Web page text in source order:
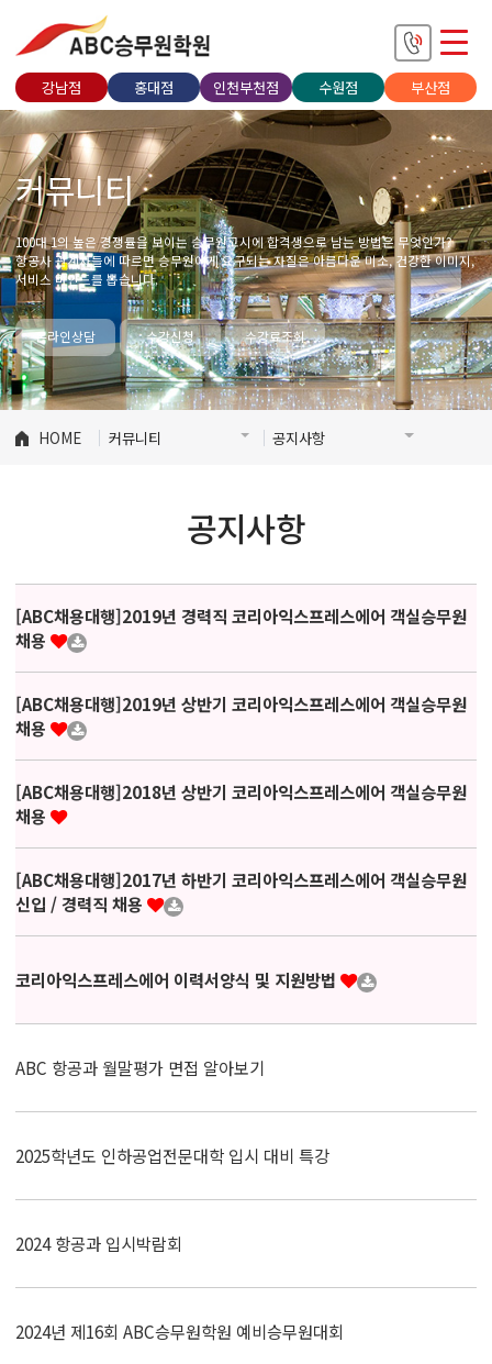
강남점 홍대점 인천부천점 수원점 부산점
커뮤니티
100대 1의 높은 경쟁률을 보이는 승무원고시에 합격생으로 남는 방법은 무엇인가?
항공사 관계자들에 따르면 승무원에게 요구되는 자질은 아름다운 미소, 건강한 이미지,
서비스 마인드를 뽑습니다.
온라인상담 수강신청 수강료조회
HOME 커뮤니티 공지사항
공지사항
[ABC채용대행]2019년 경력직 코리아익스프레스에어 객실승무원
채용
[ABC채용대행]2019년 상반기 코리아익스프레스에어 객실승무원
채용
[ABC채용대행]2018년 상반기 코리아익스프레스에어 객실승무원
채용
[ABC채용대행]2017년 하반기 코리아익스프레스에어 객실승무원
신입 / 경력직 채용
코리아익스프레스에어 이력서양식 및 지원방법
ABC 항공과 월말평가 면접 알아보기
2025학년도 인하공업전문대학 입시 대비 특강
2024 항공과 입시박람회
2024년 제16회 ABC승무원학원 예비승무원대회